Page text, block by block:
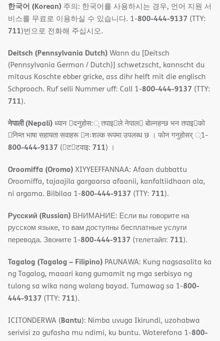
한국어 (Korean) 주의: 한국어를 사용하시는 경우, 언어 지원 서
비스를 무료로 이용하실 수 있습니다. 1-800-444-9137 (TTY:
711)번으로 전화해 주십시오.
Deitsch (Pennsylvania Dutch)Wann du [Deitsch
(Pennsylvania German / Dutch)] schwetzscht, kannscht du
mitaus Koschte ebber gricke, ass dihr helft mit die englisch
Schprooch. Ruf selli Nummer uff: Call 1-800-444-9137 (TTY:
711).
नेपाली (Nepali)ध्यान 􀇑दनुहोस:् तपाइ􀉍ले नेपाल􀈣 बोल्नहन्छ भन तपाइ􀉍को
􀇓निम्त भाषा सहायता सवाहरू 􀇓नःशल्क रूपमा उपलब्ध छ । फोन गनुहोसर् ्1-
800-444-9137 (􀇑ट􀇑टवाइ: 711) ।
Oroomiffa (Oromo)XIYYEEFFANNAA: Afaan dubbattu
Oroomiffa, tajaajila gargaarsa afaanii, kanfaltiidhaan ala,
ni argama. Bilbilaa 1-800-444-9137 (TTY: 711).
Русский (Russian) ВНИМАНИЕ: Если вы говорите на
русском языке, то вам доступны бесплатные услуги
перевода. Звоните 1-800-444-9137 (телетайп: 711).
Tagalog (Tagalog – Filipino) PAUNAWA: Kung nagsasalita ka
ng Tagalog, maaari kang gumamit ng mga serbisyo ng
tulong sa wika nang walang bayad. Tumawag sa 1-800-
444-9137 (TTY: 711).
ICITONDERWA (Bantu): Nimba uvuga Ikirundi, uzohabwa
serivisi zo gufasha mu ndimi, ku buntu. Woterefona 1-800-